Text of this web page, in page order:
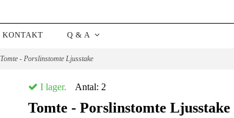
KONTAKT Q & A
Tomte - Porslinstomte Ljusstake
I lager. Antal: 2
Tomte - Porslinstomte Ljusstake